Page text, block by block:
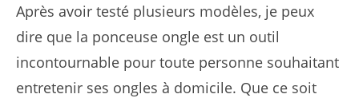
Après avoir testé plusieurs modèles, je peux
dire que la ponceuse ongle est un outil
incontournable pour toute personne souhaitant
entretenir ses ongles à domicile. Que ce soit